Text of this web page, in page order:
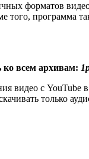
форматов
программа
ко всем архивам:
видео с
только